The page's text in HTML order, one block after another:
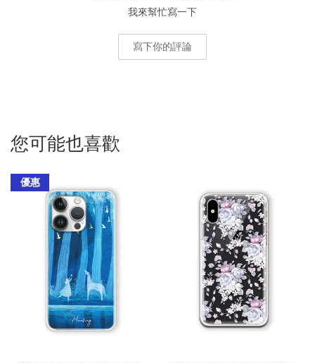
我來幫忙寫一下
寫下你的評論
您可能也喜歡
優惠